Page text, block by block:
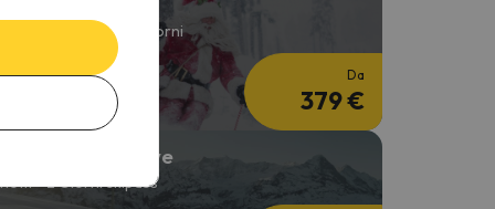
notti + Skipass per 3 giorni
Da
379 €
Febbraio sulla neve
+ 2 Giorni skipass